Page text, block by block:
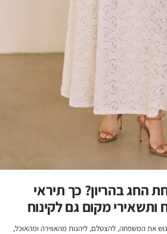
החג בהריון? כך תיראי
ותשאירי מקום גם לקינוח
את המשפחה, להצטלם, ליהנות מהאווירה ומהאוכל,